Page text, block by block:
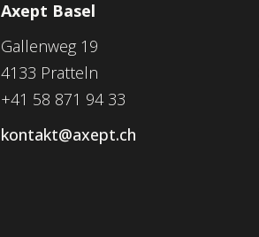
Axept Basel
Gallenweg 19
4133 Pratteln
+41 58 871 94 33
kontakt@axept.ch